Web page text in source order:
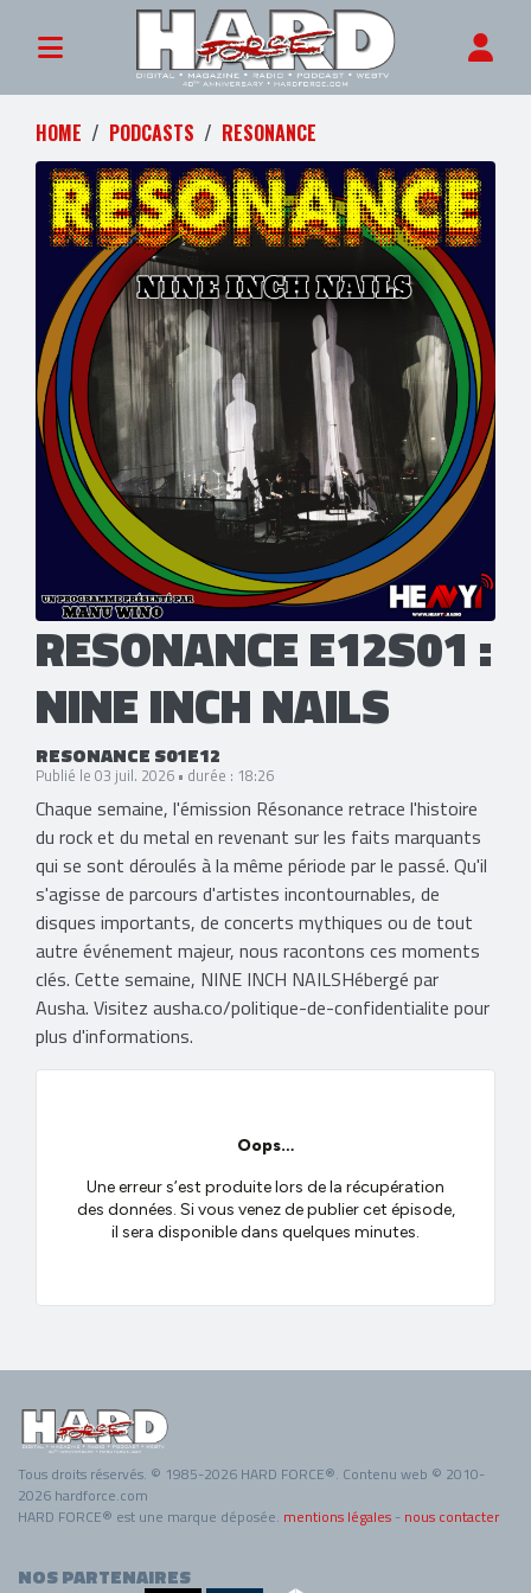
HOME PODCASTS RESONANCE
RESONANCE E12S01 :
NINE INCH NAILS
RESONANCE S01E12
Publié le 03 juil. 2026 • durée : 18:26
Chaque semaine, l'émission Résonance retrace l'histoire
du rock et du metal en revenant sur les faits marquants
qui se sont déroulés à la même période par le passé. Qu'il
s'agisse de parcours d'artistes incontournables, de
disques importants, de concerts mythiques ou de tout
autre événement majeur, nous racontons ces moments
clés. Cette semaine, NINE INCH NAILSHébergé par
Ausha. Visitez ausha.co/politique-de-confidentialite pour
plus d'informations.
Tous droits réservés. © 1985-2026 HARD FORCE®. Contenu web © 2010-
2026 hardforce.com
HARD FORCE® est une marque déposée. mentions légales - nous contacter
NOS PARTENAIRES